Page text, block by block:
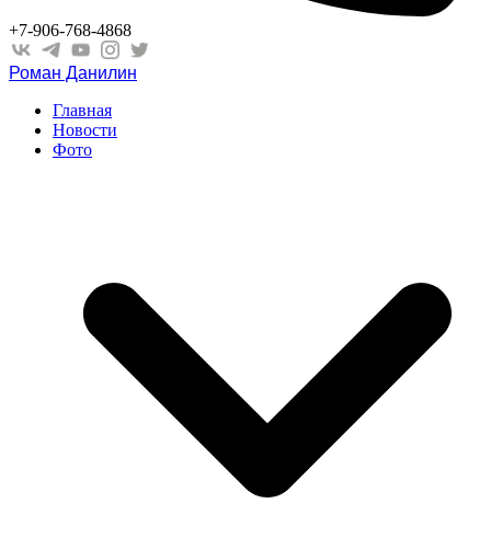
+7-906-768-4868
Роман Данилин
Главная
Новости
Фото